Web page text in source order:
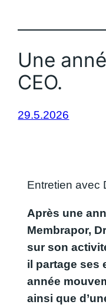
Une
CEO.
29.5.2026
Entretien avec
Après une
Membrapor,
sur son
il partage ses
année
ainsi que